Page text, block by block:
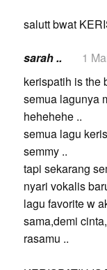
salutt bwat
sarah .. 1
kerispatih is the
semua lagunya
hehehehe ..
semua lagu
semmy ..
tapi sekarang
nyari vokalis
lagu favorite w
sama,demi
rasamu ..